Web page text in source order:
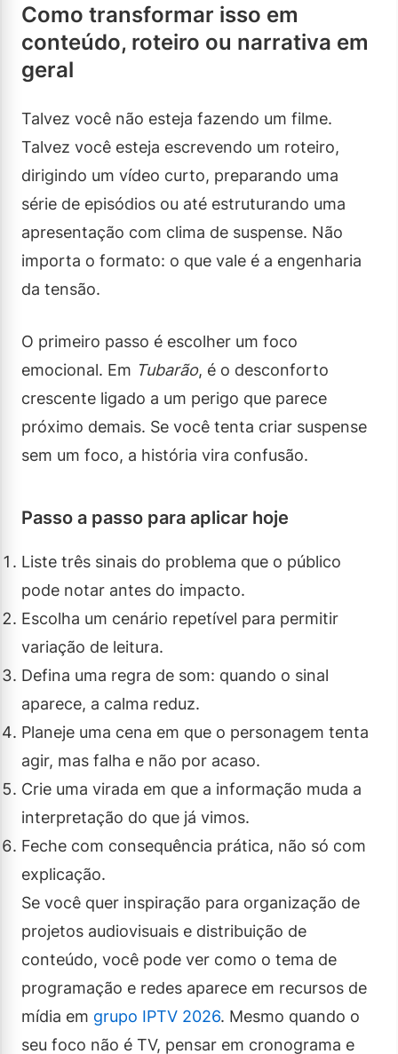
Como transformar isso em
conteúdo, roteiro ou narrativa em
geral
Talvez você não esteja fazendo um filme.
Talvez você esteja escrevendo um roteiro,
dirigindo um vídeo curto, preparando uma
série de episódios ou até estruturando uma
apresentação com clima de suspense. Não
importa o formato: o que vale é a engenharia
da tensão.
O primeiro passo é escolher um foco
emocional. Em Tubarão, é o desconforto
crescente ligado a um perigo que parece
próximo demais. Se você tenta criar suspense
sem um foco, a história vira confusão.
Passo a passo para aplicar hoje
Liste três sinais do problema que o público
pode notar antes do impacto.
Escolha um cenário repetível para permitir
variação de leitura.
Defina uma regra de som: quando o sinal
aparece, a calma reduz.
Planeje uma cena em que o personagem tenta
agir, mas falha e não por acaso.
Crie uma virada em que a informação muda a
interpretação do que já vimos.
Feche com consequência prática, não só com
explicação.
Se você quer inspiração para organização de
projetos audiovisuais e distribuição de
conteúdo, você pode ver como o tema de
programação e redes aparece em recursos de
mídia em grupo IPTV 2026. Mesmo quando o
seu foco não é TV, pensar em cronograma e